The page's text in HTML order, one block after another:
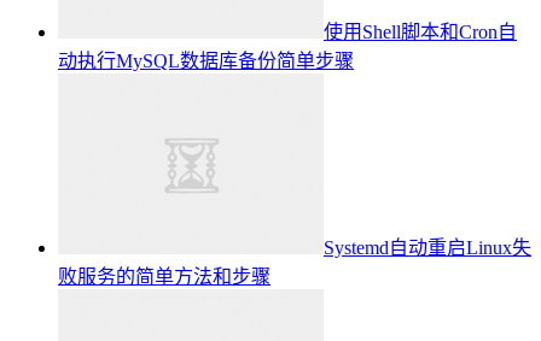
使用Shell脚本和Cron自
动执行MySQL数据库备份简单步骤
Systemd自动重启Linux失
败服务的简单方法和步骤